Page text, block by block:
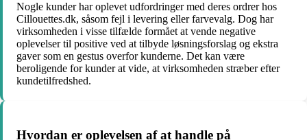
Nogle kunder har oplevet udfordringer med deres ordrer hos
Cillouettes.dk, såsom fejl i levering eller farvevalg. Dog har
virksomheden i visse tilfælde formået at vende negative
oplevelser til positive ved at tilbyde løsningsforslag og ekstra
gaver som en gestus overfor kunderne. Det kan være
beroligende for kunder at vide, at virksomheden stræber efter
kundetilfredshed.
Hvordan er oplevelsen af at handle på